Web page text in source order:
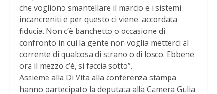
che vogliono smantellare il marcio e i sistemi
incancreniti e per questo ci viene accordata
fiducia. Non c’è banchetto o occasione di
confronto in cui la gente non voglia metterci al
corrente di qualcosa di strano o di losco. Ebbene
ora il mezzo c’è, si faccia sotto”.
Assieme alla Di Vita alla conferenza stampa
hanno partecipato la deputata alla Camera Gulia